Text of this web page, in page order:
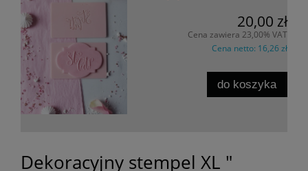
20,00 zł
Cena zawiera 23,00% VAT
Cena netto: 16,26 zł
do koszyka
Dekoracyjny stempel XL "